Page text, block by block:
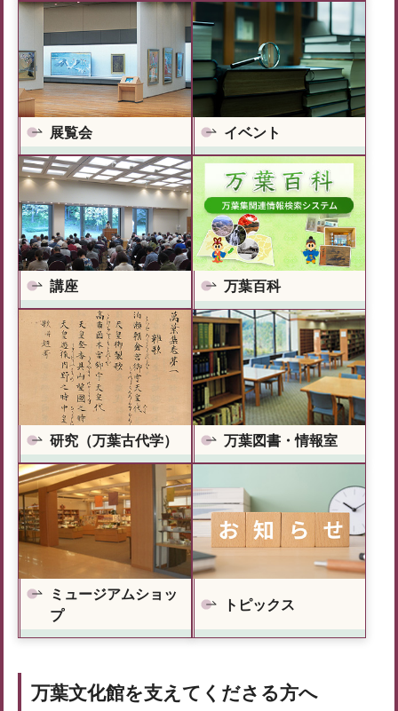
展覧会 イベント
講座 万葉百科
研究（万葉古代学） 万葉図書・情報室
ミュージアムショッ
プ
トピックス
万葉文化館を支えてくださる方へ